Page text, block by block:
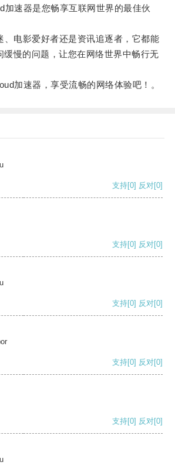
速器是您畅享互联网世界的最佳伙
电影爱好者还是资讯追逐者，它都能
缓慢的问题，让您在网络世界中畅行无
加速器，享受流畅的网络体验吧！。
支持[0] 反对[0]
支持[0] 反对[0]
支持[0] 反对[0]
支持[0] 反对[0]
支持[0] 反对[0]